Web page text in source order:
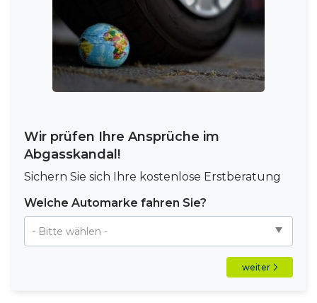
Wir prüfen Ihre Ansprüche im
Abgasskandal!
Sichern Sie sich Ihre kostenlose Erstberatung
Welche Automarke fahren Sie?
weiter